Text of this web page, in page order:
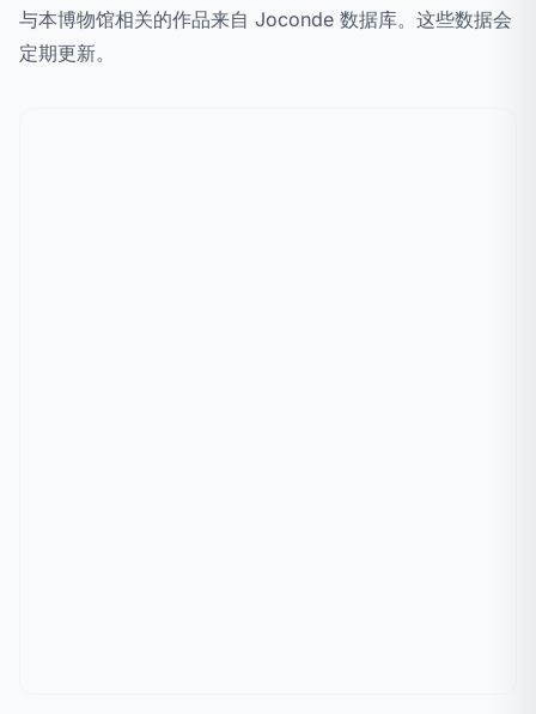
与本博物馆相关的作品来自 Joconde 数据库。这些数据会
定期更新。